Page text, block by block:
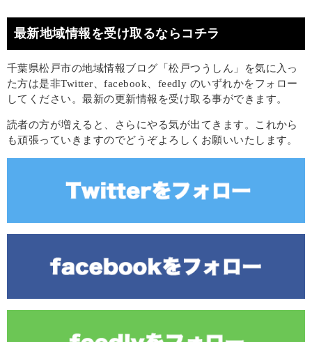
最新地域情報を受け取るならコチラ
千葉県松戸市の地域情報ブログ「松戸つうしん」を気に入っ
た方は是非Twitter、facebook、feedly のいずれかをフォロー
してください。最新の更新情報を受け取る事ができます。
読者の方が増えると、さらにやる気が出てきます。これから
も頑張っていきますのでどうぞよろしくお願いいたします。